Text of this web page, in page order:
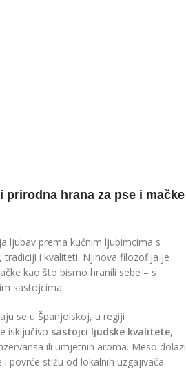
prirodna hrana za pse i mačke
ljubav prema kućnim ljubimcima s
i kvaliteti. Njihova filozofija je
kao što bismo hranili sebe – s
sastojcima.
se u Španjolskoj, u regiji
isključivo sastojci ljudske kvalitete,
ili umjetnih aroma. Meso dolazi
povrće stižu od lokalnih uzgajivača.